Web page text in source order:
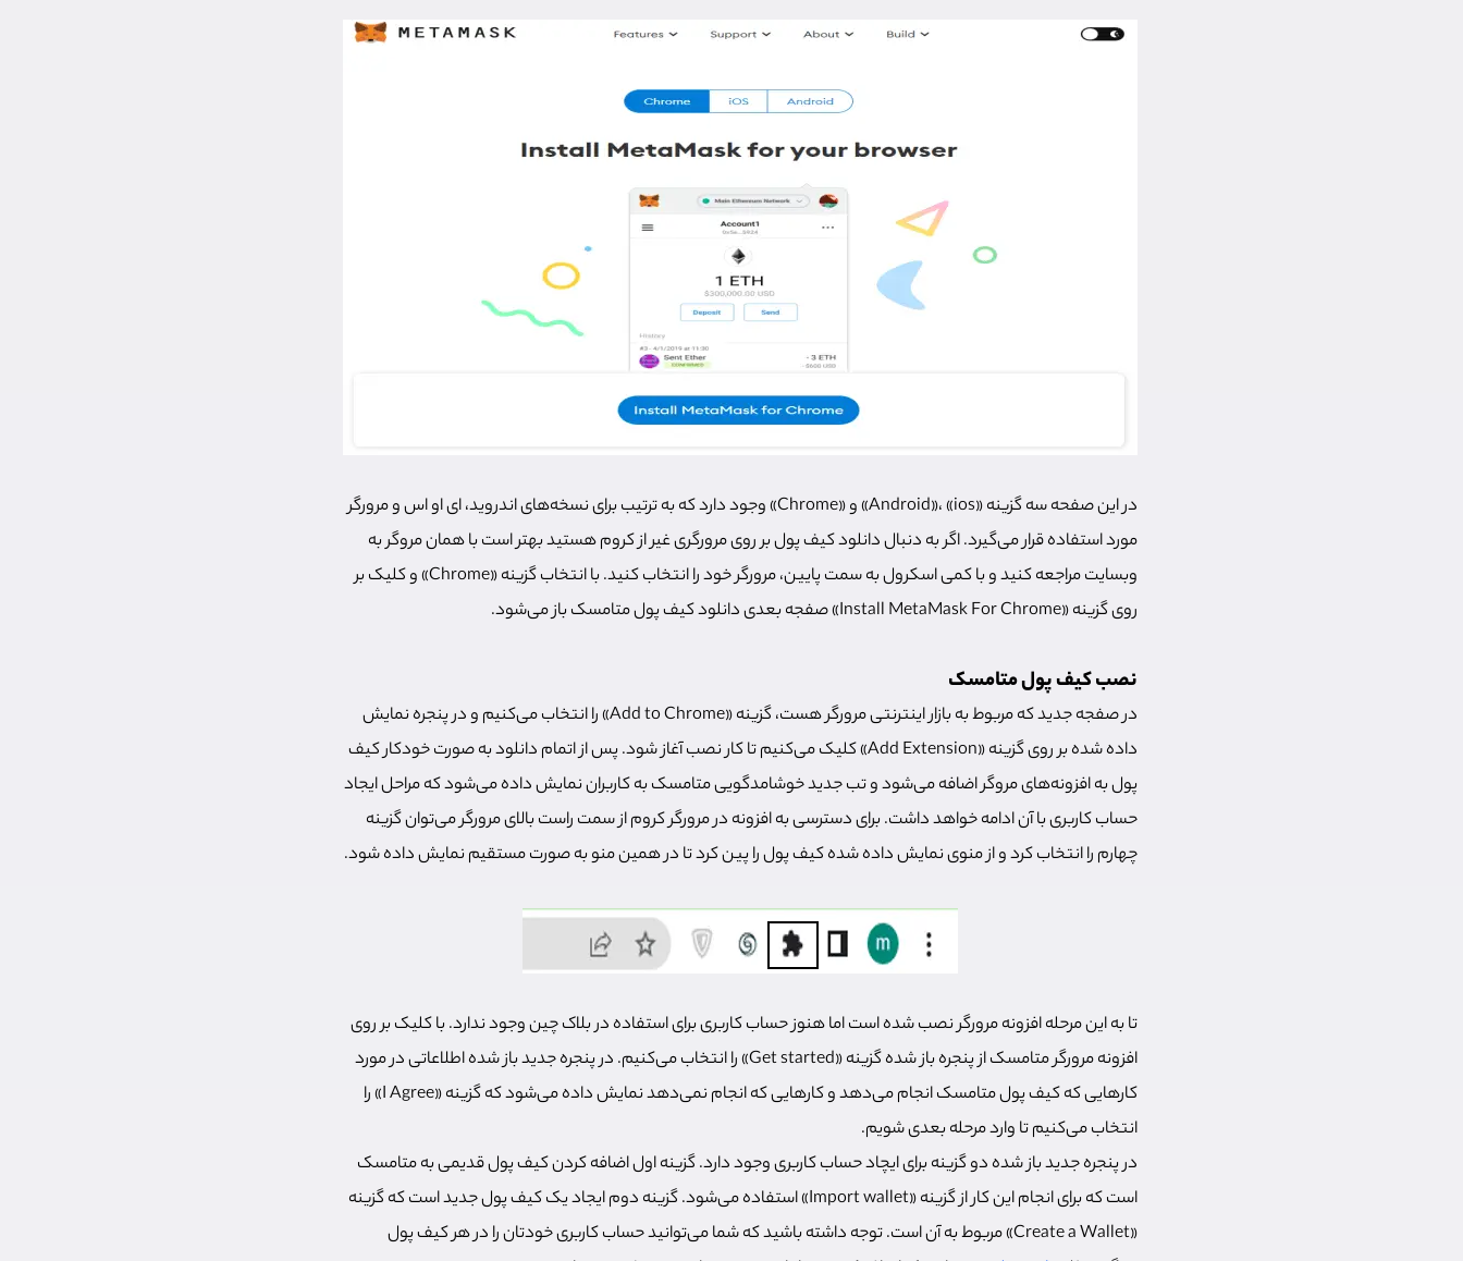
در این صفحه سه گزینه «Android»، «ios» و «Chrome» وجود دارد که به ترتیب برای نسخه‌های اندروید، ای او اس و مرورگر
مورد استفاده قرار می‌گیرد. اگر به دنبال دانلود کیف پول بر روی مرورگری غیر از کروم هستید بهتر است با همان مروگر به
وبسایت مراجعه کنید و با کمی اسکرول به سمت پایین، مرورگر خود را انتخاب کنید. با انتخاب گزینه «Chrome» و کلیک بر
روی گزینه «Install MetaMask For Chrome» صفجه بعدی دانلود کیف پول متامسک باز می‌شود.
نصب کیف پول متامسک
در صفجه جدید که مربوط به بازار اینترنتی مرورگر هست، گزینه «Add to Chrome» را انتخاب می‌کنیم و در پنجره نمایش
داده شده بر روی گزینه «Add Extension» کلیک می‌کنیم تا کار نصب آغاز شود. پس از اتمام دانلود به صورت خودکار کیف
پول به افزونه‌های مروگر اضافه می‌شود و تب جدید خوشامدگویی متامسک به کاربران نمایش داده می‌شود که مراحل ایجاد
حساب کاربری با آن ادامه خواهد داشت. برای دسترسی به افزونه در مرورگر کروم از سمت راست بالای مرورگر می‌‌توان گزینه
چهارم را انتخاب کرد و از منوی نمایش داده شده کیف پول را پین کرد تا در همین منو به صورت مستقیم نمایش داده شود.
تا به این مرحله افزونه مرورگر نصب شده است اما هنوز حساب کاربری برای استفاده در بلاک چین وجود ندارد. با کلیک بر روی
افزونه مرورگر متامسک از پنجره باز شده گزینه «Get started» را انتخاب می‌کنیم. در پنجره جدید باز شده اطلاعاتی در مورد
کارهایی که کیف پول متامسک انجام می‌دهد و کارهایی که انجام نمی‌دهد نمایش داده می‌شود که گزینه «I Agree» را
انتخاب می‌کنیم تا وارد مرحله بعدی شویم.
در پنجره جدید باز شده دو گزینه برای ایچاد حساب کاربری وجود دارد. گزینه اول اضافه کردن کیف پول قدیمی به متامسک
است که برای انجام این کار از گزینه «Import wallet» استفاده می‌شود. گزینه دوم ایجاد یک کیف پول جدید است که گزینه
«Create a Wallet» مربوط به آن است. توجه داشته باشید که شما می‌توانید حساب کاربری خودتان را در هر کیف پول